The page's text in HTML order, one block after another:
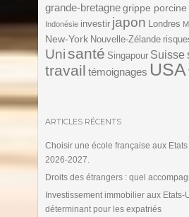
grande-bretagne grippe porcine
Indonésie investir japon Londres
New-York Nouvelle-Zélande
Unisanté Singapour Suisse
travail témoignages USA
ARTICLES RÉCENTS
Choisir une école française aux Etats
2026-2027.
Droits des étrangers : quel
Investissement immobilier aux Etats-
déterminant pour les expatriés